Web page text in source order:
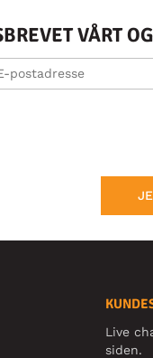
VÅRT
Live
siden.